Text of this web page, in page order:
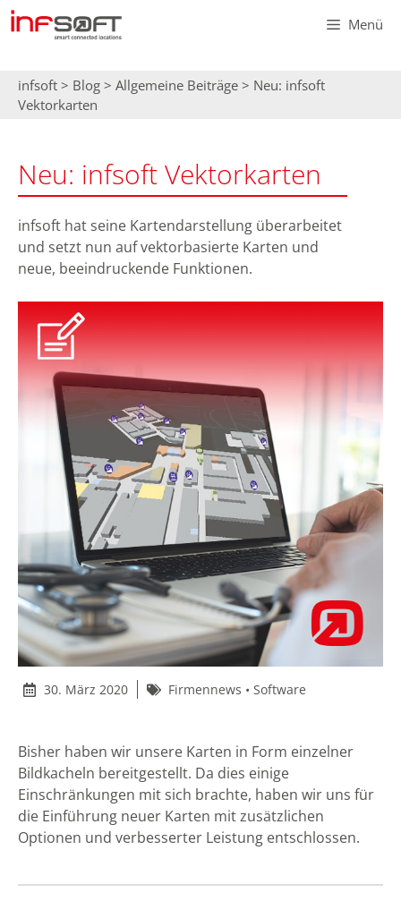
Zum
Inhalt
Menü
infsoft > Blog > Allgemeine Beiträge > Neu: infsoft
Vektorkarten
Neu: infsoft Vektorkarten
infsoft hat seine Kartendarstellung überarbeitet
und setzt nun auf vektorbasierte Karten und
neue, beeindruckende Funktionen.
30. März 2020 Firmennews • Software
Bisher haben wir unsere Karten in Form einzelner
Bildkacheln bereitgestellt. Da dies einige
Einschränkungen mit sich brachte, haben wir uns für
die Einführung neuer Karten mit zusätzlichen
Optionen und verbesserter Leistung entschlossen.